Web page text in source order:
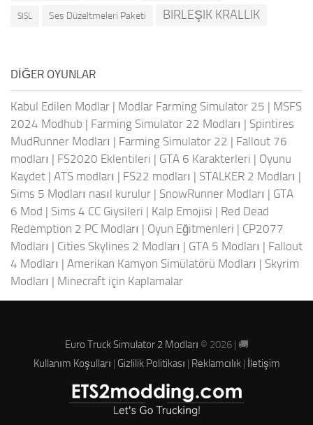
SISL Ses Düzeltmeleri Paketi BIRLEŞIK KRALLIK
DIĞER OYUNLAR
Kabul Edilen Modlar | Modlar Farming Simulator 25 | MSFS
2024 Modhub | Farming Simulator 22 Modları | Spintires
MudRunner Modları | Farming Simulator 22 | Fallout 76
modları | FS2020 Eklentileri | GTA 6 Karakterleri | Oyunu
Kaydet | ATS modları | FS22 modları | STALKER 2 Modları |
Sims 5 Modları nasıl kurulur | SnowRunner Modları | GTA
6 Mod | Sims 4 CC Giysileri | Kalp Emojisi | Red Dead
Redemption 2 PC Modları | Oyun Eğitmenleri | CP2077
Modları | Cities Skylines 2 Modları | GTA 5 Modları | Fallout
4 Modları | Amerikan Kamyon Simülatörü Modları | Skyrim
Modları | Minecraft için Kaplamalar
Euro Truck Simulator 2 Modları © 2026 | 🚚
Kullanım Koşulları | Gizlilik Politikası | Reklamcılık| İletişim